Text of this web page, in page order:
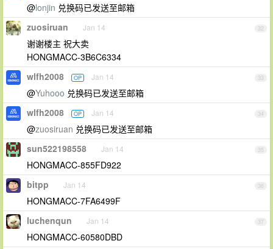
@lonjin 兑换码已发送至邮箱
32
zuosiruan Jan 14
谢谢楼主 祝大卖
HONGMACC-3B6C6334
33
wlfh2008 OP Jan 14
@Yuhooo 兑换码已发送至邮箱
34
wlfh2008 OP Jan 14
@zuosiruan 兑换码已发送至邮箱
35
sun522198558 Jan 14
HONGMACC-855FD922
36
bitpp Jan 14
HONGMACC-7FA6499F
37
luchenqun Jan 14
HONGMACC-60580DBD